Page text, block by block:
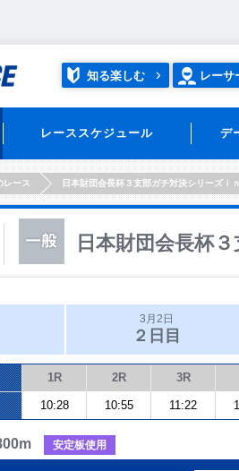
知る楽しむ レーサ
レーススケジュール デ
レース 日本財団会長杯３支部ガチ対決シリーズｉ
日本財団会長杯
3月2日
２日目
1R 2R 3R
10:28 10:55 11:22
安定板使用